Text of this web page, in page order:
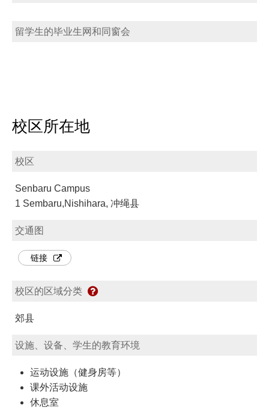
留学生的毕业生网和同窗会
校区所在地
校区
Senbaru Campus
1 Sembaru,Nishihara, 冲绳县
交通图
链接
校区的区域分类
郊县
设施、设备、学生的教育环境
运动设施（健身房等）
课外活动设施
休息室